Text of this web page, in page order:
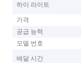
하이 라이트
가격
공급 능력
모델 번호
배달 시간